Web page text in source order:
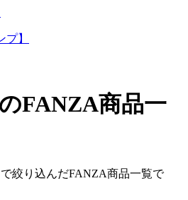
】
FANZA商品一
絞り込んだFANZA商品一覧で